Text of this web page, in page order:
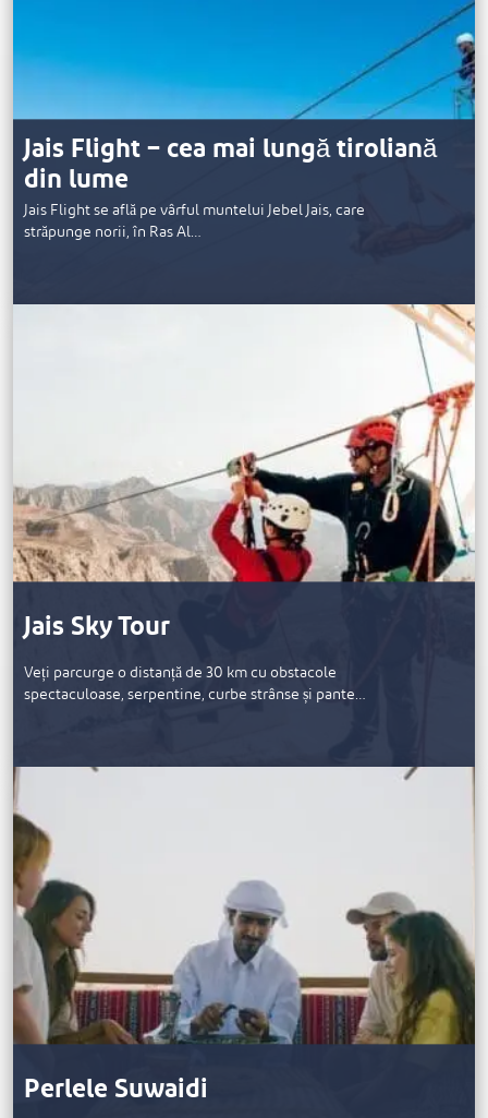
Jais Flight – cea mai lungă tiroliană
din lume
Jais Flight se află pe vârful muntelui Jebel Jais, care
străpunge norii, în Ras Al…
Jais Sky Tour
Veți parcurge o distanță de 30 km cu obstacole
spectaculoase, serpentine, curbe strânse și pante…
Perlele Suwaidi